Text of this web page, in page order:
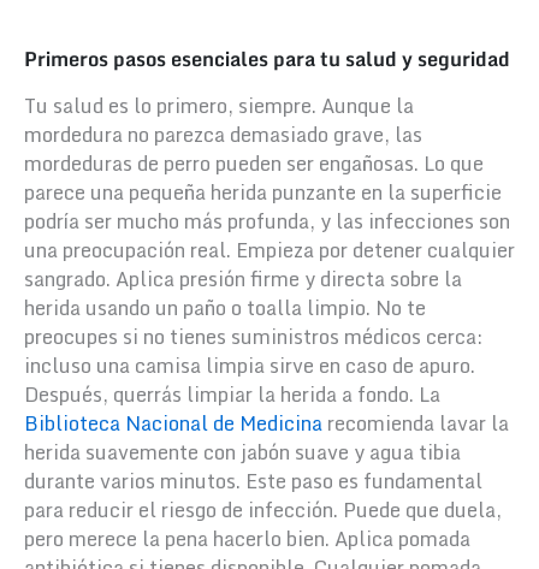
Primeros pasos esenciales para tu salud y seguridad
Tu salud es lo primero, siempre. Aunque la
mordedura no parezca demasiado grave, las
mordeduras de perro pueden ser engañosas. Lo que
parece una pequeña herida punzante en la superficie
podría ser mucho más profunda, y las infecciones son
una preocupación real. Empieza por detener cualquier
sangrado. Aplica presión firme y directa sobre la
herida usando un paño o toalla limpio. No te
preocupes si no tienes suministros médicos cerca:
incluso una camisa limpia sirve en caso de apuro.
Después, querrás limpiar la herida a fondo. La
Biblioteca Nacional de Medicinarecomienda lavar la
herida suavemente con jabón suave y agua tibia
durante varios minutos. Este paso es fundamental
para reducir el riesgo de infección. Puede que duela,
pero merece la pena hacerlo bien. Aplica pomada